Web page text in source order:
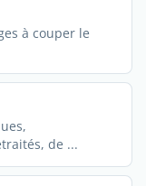
à couper le
de ...